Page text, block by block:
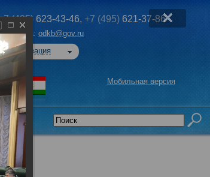
(495) 623-43-46, +7 (495) 621-37-86
почта: odkb@gov.ru
Авторизация
Мобильная версия